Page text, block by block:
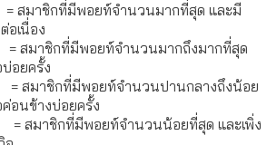
าชิกที่มีพอยท์จำนวนมากที่สุด และมี
อเนื่อง
สมาชิกที่มีพอยท์จำนวนมากถึงมากที่สุด
อยครั้ง
สมาชิกที่มีพอยท์จำนวนปานกลางถึงน้อย
ค่อนข้างบ่อยครั้ง
สมาชิกที่มีพอยท์จำนวนน้อยที่สุด และเพิ่ง